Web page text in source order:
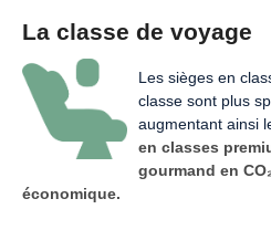
La classe de voyage
Les sièges en
classe sont plus
augmentant ainsi
en classes
gourmand en
économique.